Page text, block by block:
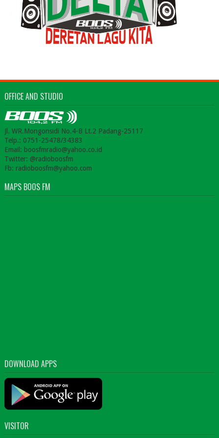
OFFICE AND STUDIO
Jl. WR.Mongonsidi No.4-B Lt.2 Padang-25117
Telp.: 0751-25478/34383
Email: boosfmradio@yahoo.co.id
Twitter: @radioboosfm
Fb: radioboosfm@yahoo.com
MAPS BOOS FM
DOWNLOAD APPS
VISITOR